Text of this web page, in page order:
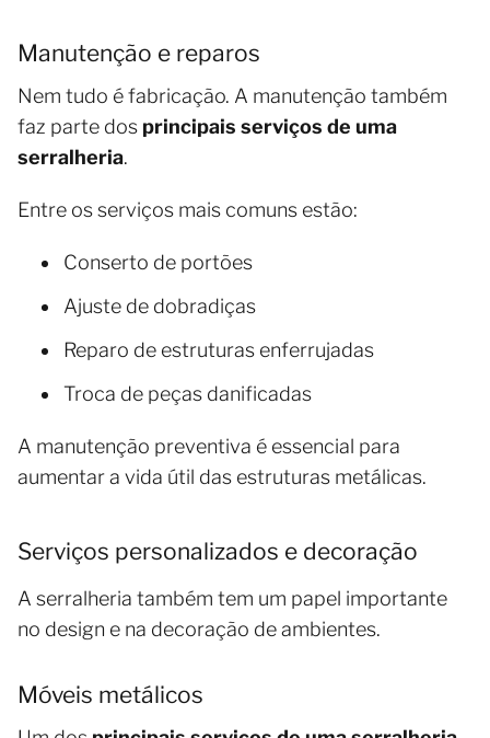
Manutenção e reparos
Nem tudo é fabricação. A manutenção também
faz parte dos principais serviços de uma
serralheria.
Entre os serviços mais comuns estão:
Conserto de portões
Ajuste de dobradiças
Reparo de estruturas enferrujadas
Troca de peças danificadas
A manutenção preventiva é essencial para
aumentar a vida útil das estruturas metálicas.
Serviços personalizados e decoração
A serralheria também tem um papel importante
no design e na decoração de ambientes.
Móveis metálicos